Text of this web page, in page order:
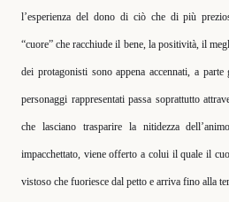
l’esperienza del dono di ciò che di più
“cuore” che racchiude il bene, la positività, il
dei protagonisti sono appena accennati, a
personaggi rappresentati passa soprattutto
che lasciano trasparire la nitidezza
impacchettato, viene offerto a colui il quale il
vistoso che fuoriesce dal petto e arriva fino alla